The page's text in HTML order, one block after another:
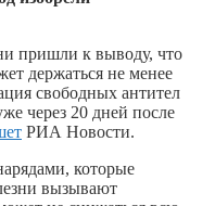
пришли к выводу, что
держаться не менее
свободных антител
через 20 дней после
РИА Новости.
которые
вызывают